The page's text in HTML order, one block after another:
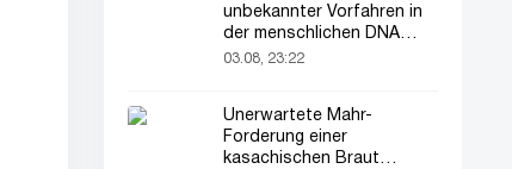
unbekannter Vorfahren in
der menschlichen DNA
entdeckt
03.08, 23:22
Unerwartete Mahr-
Forderung einer
kasachischen Braut